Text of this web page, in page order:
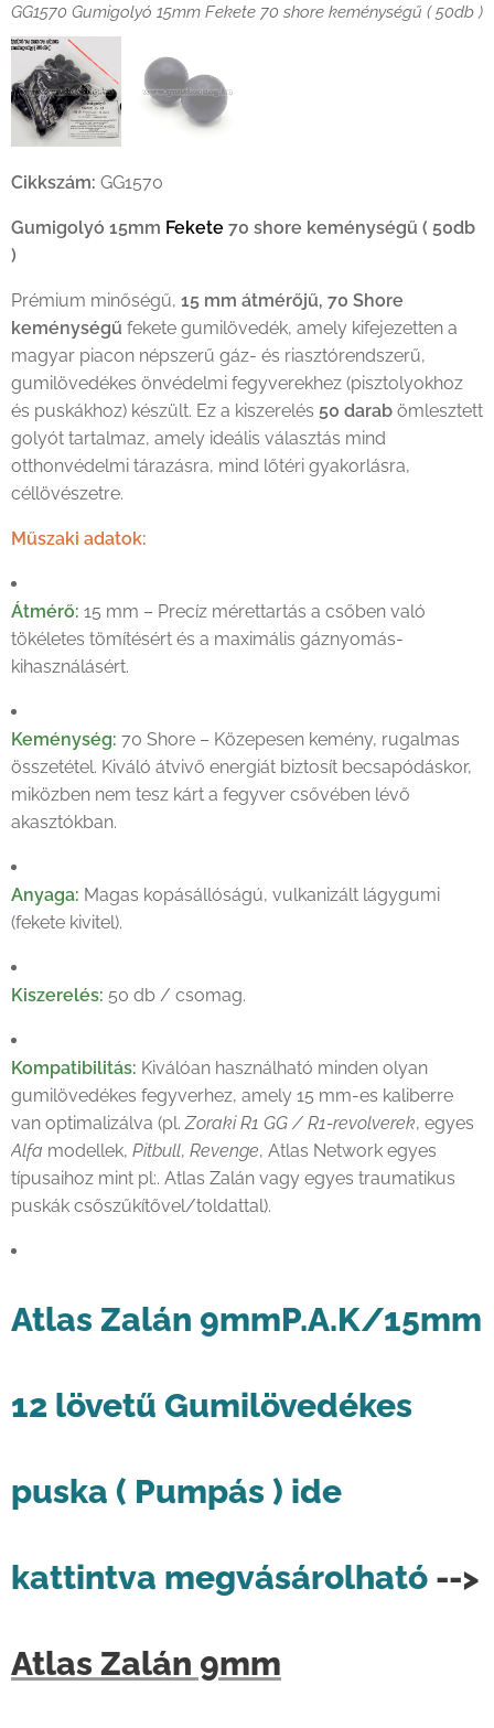
GG1570 Gumigolyó 15mm Fekete 70 shore keménységű ( 50db )
GG1570 Gumigolyó 15mm Fekete 70 shore keménységű ( 50db )
Cikkszám: GG1570
Gumigolyó 15mm Fekete 70 shore keménységű ( 50db
)
Prémium minőségű, 15 mm átmérőjű, 70 Shore
keménységű fekete gumilövedék, amely kifejezetten a
magyar piacon népszerű gáz- és riasztórendszerű,
gumilövedékes önvédelmi fegyverekhez (pisztolyokhoz
és puskákhoz) készült. Ez a kiszerelés 50 darab ömlesztett
golyót tartalmaz, amely ideális választás mind
otthonvédelmi tárazásra, mind lőtéri gyakorlásra,
céllövészetre.
Műszaki adatok:
Átmérő: 15 mm – Precíz mérettartás a csőben való
tökéletes tömítésért és a maximális gáznyomás-
kihasználásért.
Keménység: 70 Shore – Közepesen kemény, rugalmas
összetétel. Kiváló átvivő energiát biztosít becsapódáskor,
miközben nem tesz kárt a fegyver csővében lévő
akasztókban.
Anyaga: Magas kopásállóságú, vulkanizált lágygumi
(fekete kivitel).
Kiszerelés: 50 db / csomag.
Kompatibilitás: Kiválóan használható minden olyan
gumilövedékes fegyverhez, amely 15 mm-es kaliberre
van optimalizálva (pl.Zoraki R1 GG / R1-revolverek, egyes
Alfa modellek, Pitbull, Revenge, Atlas Network egyes
típusaihoz mint pl:. Atlas Zalán vagy egyes traumatikus
puskák csőszűkítővel/toldattal).
Atlas Zalán 9mmP.A.K/15mm
12 lövetű Gumilövedékes
puska ( Pumpás ) ide
kattintva megvásárolható -->
Atlas Zalán 9mm